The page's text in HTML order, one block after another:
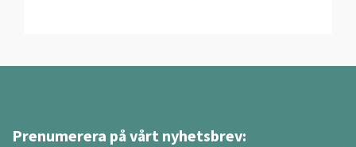
Prenumerera på vårt nyhetsbrev: